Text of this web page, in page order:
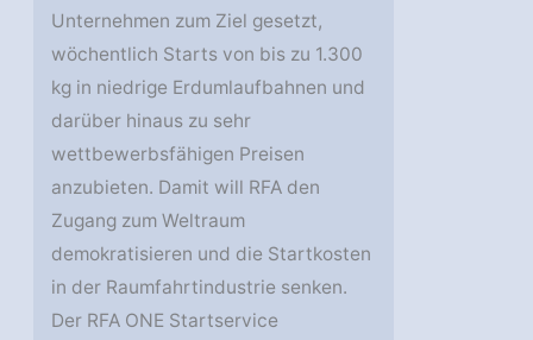
Unternehmen zum Ziel gesetzt,
wöchentlich Starts von bis zu 1.300
kg in niedrige Erdumlaufbahnen und
darüber hinaus zu sehr
wettbewerbsfähigen Preisen
anzubieten. Damit will RFA den
Zugang zum Weltraum
demokratisieren und die Startkosten
in der Raumfahrtindustrie senken.
Der RFA ONE Startservice